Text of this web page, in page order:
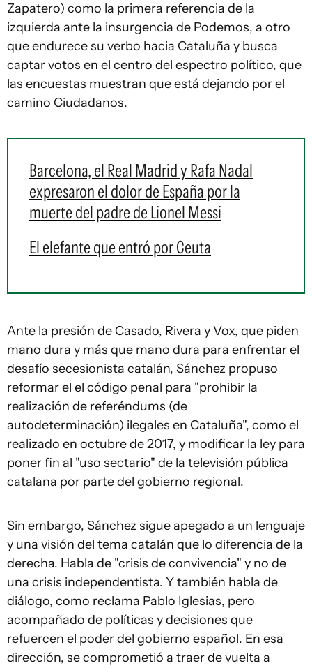
Zapatero) como la primera referencia de la
izquierda ante la insurgencia de Podemos, a otro
que endurece su verbo hacia Cataluña y busca
captar votos en el centro del espectro político, que
las encuestas muestran que está dejando por el
camino Ciudadanos.
Barcelona, el Real Madrid y Rafa Nadal
expresaron el dolor de España por la
muerte del padre de Lionel Messi
El elefante que entró por Ceuta
Ante la presión de Casado, Rivera y Vox, que piden
mano dura y más que mano dura para enfrentar el
desafío secesionista catalán, Sánchez propuso
reformar el el código penal para "prohibir la
realización de referéndums (de
autodeterminación) ilegales en Cataluña", como el
realizado en octubre de 2017, y modificar la ley para
poner fin al "uso sectario" de la televisión pública
catalana por parte del gobierno regional.
Sin embargo, Sánchez sigue apegado a un lenguaje
y una visión del tema catalán que lo diferencia de la
derecha. Habla de "crisis de convivencia" y no de
una crisis independentista. Y también habla de
diálogo, como reclama Pablo Iglesias, pero
acompañado de políticas y decisiones que
refuercen el poder del gobierno español. En esa
dirección, se comprometió a traer de vuelta a